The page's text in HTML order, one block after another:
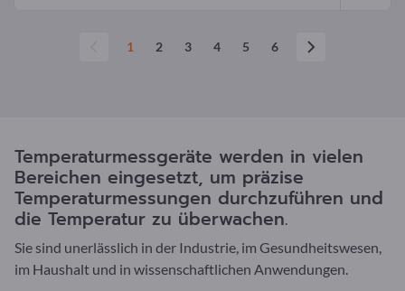
1 2 3 4 5 6
Temperaturmessgeräte werden in vielen
Bereichen eingesetzt, um präzise
Temperaturmessungen durchzuführen und
die Temperatur zu überwachen.
Sie sind unerlässlich in der Industrie, im Gesundheitswesen,
im Haushalt und in wissenschaftlichen Anwendungen.